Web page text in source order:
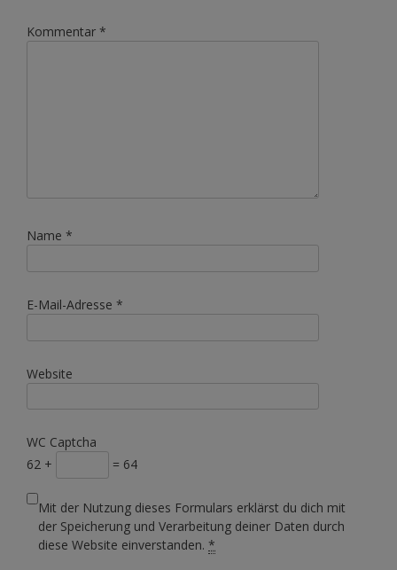
Kommentar *
Name *
E-Mail-Adresse *
Website
WC Captcha
62 +
= 64
Mit der Nutzung dieses Formulars erklärst du dich mit
der Speicherung und Verarbeitung deiner Daten durch
diese Website einverstanden. *